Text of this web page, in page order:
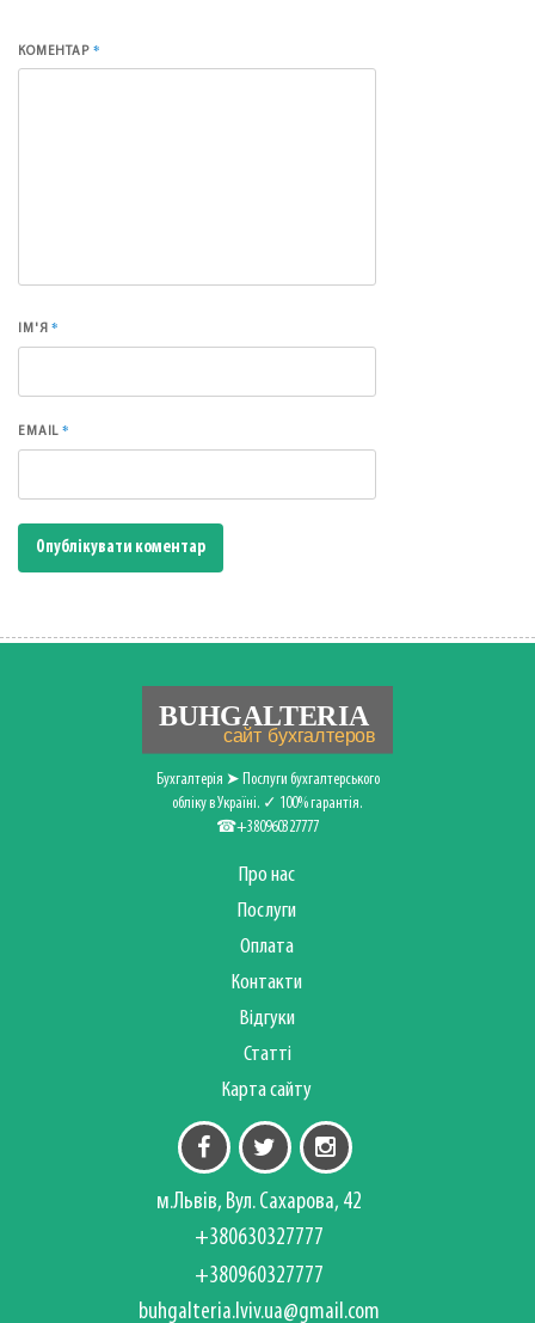
КОМЕНТАР *
ІМ'Я*
EMAIL*
Бухгалтерія ➤ Послуги бухгалтерського
обліку в Україні. ✓ 100% гарантія.
☎+380960327777
Про нас
Послуги
Оплата
Контакти
Відгуки
Статті
Карта сайту
м.Львів, Вул. Сахарова, 42
+380630327777
+380960327777
buhgalteria.lviv.ua@gmail.com